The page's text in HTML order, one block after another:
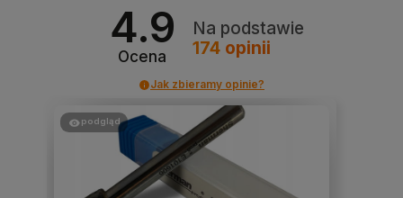
4.9
Ocena
Na podstawie
174opinii
Jak zbieramy opinie?
podgląd